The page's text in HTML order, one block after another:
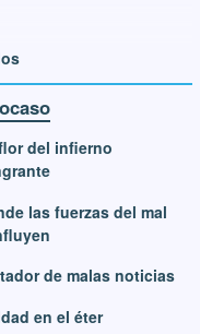
del infierno
las fuerzas del mal
de malas noticias
en el éter